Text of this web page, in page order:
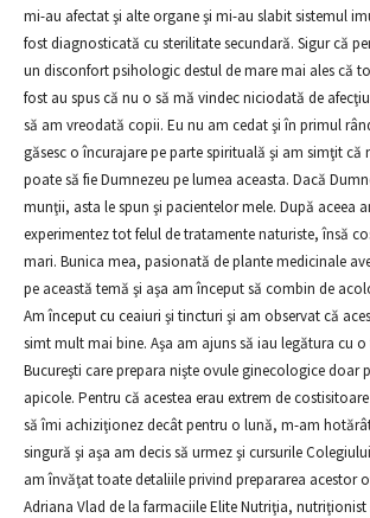
mi-au afectat şi alte organe şi mi-au slabit sistemul
fost diagnosticată cu sterilitate secundară. Sigur că
un disconfort psihologic destul de mare mai ales că
fost au spus că nu o să mă vindec niciodată de
să am vreodată copii. Eu nu am cedat şi în primul
găsesc o încurajare pe parte spirituală şi am simţit că
poate să fie Dumnezeu pe lumea aceasta. Dacă
munţii, asta le spun şi pacientelor mele. După aceea
experimentez tot felul de tratamente naturiste, însă
mari. Bunica mea, pasionată de plante medicinale
pe această temă şi aşa am început să combin de
Am început cu ceaiuri şi tincturi şi am observat că
simt mult mai bine. Aşa am ajuns să iau legătura cu
Bucureşti care prepara nişte ovule ginecologice doar
apicole. Pentru că acestea erau extrem de
să îmi achiziţionez decât pentru o lună, m-am
singură şi aşa am decis să urmez şi cursurile
am învăţat toate detaliile privind prepararea acestor
Adriana Vlad de la farmaciile Elite Nutriţia, nutriţionist